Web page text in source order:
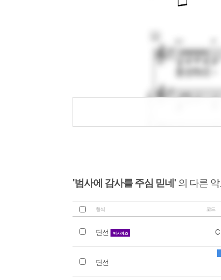
'범사에 감사를 주심 믿네'의 다른
형식 코드
단선 빅사이즈
단선